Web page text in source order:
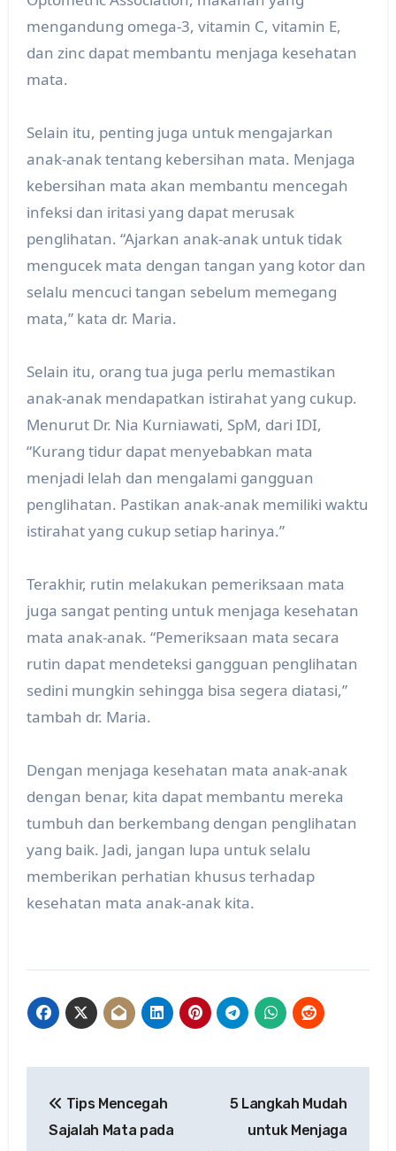
mengandung omega-3, vitamin C, vitamin E,
dan zinc dapat membantu menjaga kesehatan
mata.
Selain itu, penting juga untuk mengajarkan
anak-anak tentang kebersihan mata. Menjaga
kebersihan mata akan membantu mencegah
infeksi dan iritasi yang dapat merusak
penglihatan. “Ajarkan anak-anak untuk tidak
mengucek mata dengan tangan yang kotor dan
selalu mencuci tangan sebelum memegang
mata,” kata dr. Maria.
Selain itu, orang tua juga perlu memastikan
anak-anak mendapatkan istirahat yang cukup.
Menurut Dr. Nia Kurniawati, SpM, dari IDI,
“Kurang tidur dapat menyebabkan mata
menjadi lelah dan mengalami gangguan
penglihatan. Pastikan anak-anak memiliki waktu
istirahat yang cukup setiap harinya.”
Terakhir, rutin melakukan pemeriksaan mata
juga sangat penting untuk menjaga kesehatan
mata anak-anak. “Pemeriksaan mata secara
rutin dapat mendeteksi gangguan penglihatan
sedini mungkin sehingga bisa segera diatasi,”
tambah dr. Maria.
Dengan menjaga kesehatan mata anak-anak
dengan benar, kita dapat membantu mereka
tumbuh dan berkembang dengan penglihatan
yang baik. Jadi, jangan lupa untuk selalu
memberikan perhatian khusus terhadap
kesehatan mata anak-anak kita.
navigation
Tips Mencegah
Sajalah Mata pada
5 Langkah Mudah
untuk Menjaga